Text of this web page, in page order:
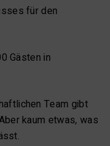
für den
Gästen in
Team gibt
kaum etwas, was